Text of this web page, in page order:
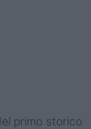
primo storico